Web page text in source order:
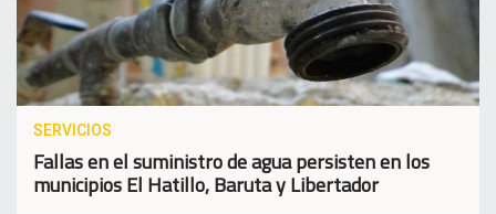
SERVICIOS
Fallas en el suministro de agua persisten en los
municipios El Hatillo, Baruta y Libertador